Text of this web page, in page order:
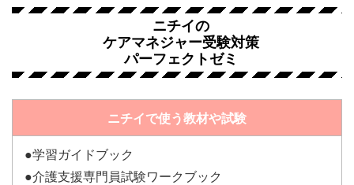
ニチイの
ケアマネジャー受験対策
パーフェクトゼミ
ニチイで使う教材や試験
●学習ガイドブック
●介護支援専門員試験ワークブック